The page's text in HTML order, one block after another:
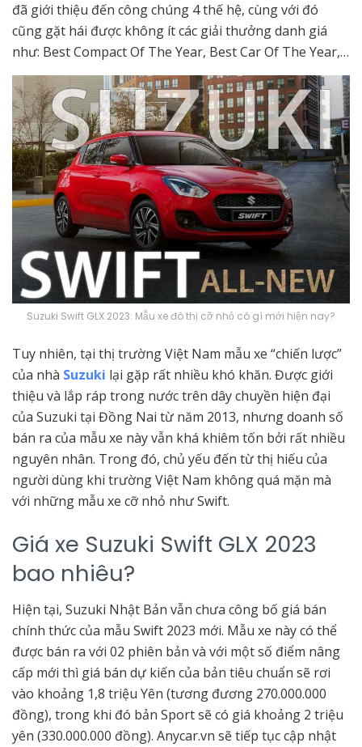
đã giới thiệu đến công chúng 4 thế hệ, cùng với đó
cũng gặt hái được không ít các giải thưởng danh giá
như: Best Compact Of The Year, Best Car Of The Year,…
Suzuki Swift GLX 2023: Mẫu xe đô thị cỡ nhỏ có gì mới hiện nay?
Tuy nhiên, tại thị trường Việt Nam mẫu xe “chiến lược”
của nhà Suzuki lại gặp rất nhiều khó khăn. Được giới
thiệu và lắp ráp trong nước trên dây chuyền hiện đại
của Suzuki tại Đồng Nai từ năm 2013, nhưng doanh số
bán ra của mẫu xe này vẫn khá khiêm tốn bởi rất nhiều
nguyên nhân. Trong đó, chủ yếu đến từ thị hiếu của
người dùng khi trường Việt Nam không quá mặn mà
với những mẫu xe cỡ nhỏ như Swift.
Giá xe Suzuki Swift GLX 2023
bao nhiêu?
Hiện tại, Suzuki Nhật Bản vẫn chưa công bố giá bán
chính thức của mẫu Swift 2023 mới. Mẫu xe này có thể
được bán ra với 02 phiên bản và với một số điểm nâng
cấp mới thì giá bán dự kiến của bản tiêu chuẩn sẽ rơi
vào khoảng 1,8 triệu Yên (tương đương 270.000.000
đồng), trong khi đó bản Sport sẽ có giá khoảng 2 triệu
yên (330.000.000 đồng). Anycar.vn sẽ tiếp tục cập nhật